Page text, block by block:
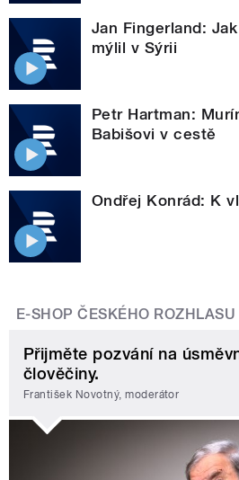
Jan Fingerland:
mýlil v Sýrii
Petr Hartman:
Babišovi v cestě
Ondřej Konrád: K
E-SHOP ČESKÉHO ROZHLASU
Přijměte pozvání na
člověčiny.
František Novotný, moderátor